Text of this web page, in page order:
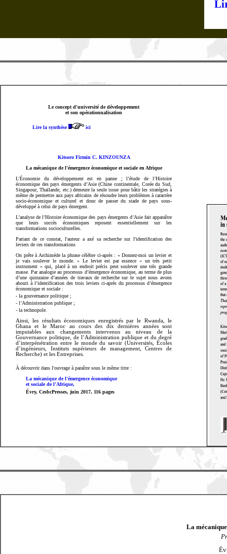
Le concept d'université de développement
et son opérationnalisation
Lire la synthèse ici
Kitsoro Firmin C. KINZOUNZA
La mécanique de l'émergence économique et sociale en Afrique
L’Économie du développement est en panne ; l’étude de l’Histoire
économique des pays émergents d’Asie (Chine continentale, Corée du Sud,
Singapour, Thaïlande, etc.) demeure la seule issue pour bâtir les stratégies à
même de permettre aux pays africains de résoudre leurs problèmes à caractère
socio-économique et culturel et donc de passer du stade de pays sous-
développé à celui de pays émergent.
L’analyse de l’Histoire économique des pays émergents d’Asie fait apparaître
que leurs succès économiques reposent essentiellement sur les
transformations socioculturelles.
Partant de ce constat, l'auteur a axé sa recherche sur l'identification des
leviers de ces transformations
On prête à Archimède la phrase célèbre ci-après : « Donnez-moi un levier et
je vais soulever le monde. » Le levier est par essence « un très petit
instrument » qui, placé à un endroit précis peut soulever une très grande
masse. Par analogie au processus d’émergence économique, au terme de plus
d’une quinzaine d’années de travaux de recherche sur le sujet nous avons
abouti à l’identification des trois leviers ci-après du processus d’émergence
économique et sociale :
- la gouvernance politique ;
- l’Administration publique ;
- la technopole.
Ainsi, les résultats économiques enregistrés par le Rwanda, le
Ghana et le Maroc au cours des dix dernières années sont
imputables aux changements intervenus au niveau de la
Gouvernance politique, de l’Administration publique et du degré
d’interpénétration entre le monde du savoir (Universités, Écoles
d’ingénieurs, Instituts supérieurs de management, Centres de
Recherche) et les Entreprises.
À découvrir dans l'ouvrage à paraître sous le même titre :
La mécanique de l'émergence économique
et sociale de l'Afrique,
Évry, CesbcPresses, juin 2017, 116 pages
La